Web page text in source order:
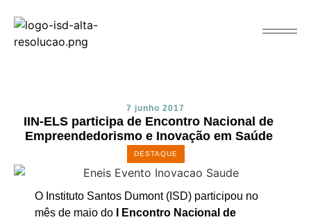
7 junho 2017
IIN-ELS participa de Encontro Nacional de
Empreendedorismo e Inovação em Saúde
DESTAQUE
O Instituto Santos Dumont (ISD) participou no
mês de maio do
I Encontro Nacional de